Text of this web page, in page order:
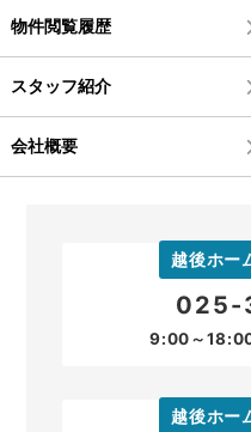
物件閲覧履歴
スタッフ紹介
会社概要
越後ホ
025-
9:00～18:00
越後ホ